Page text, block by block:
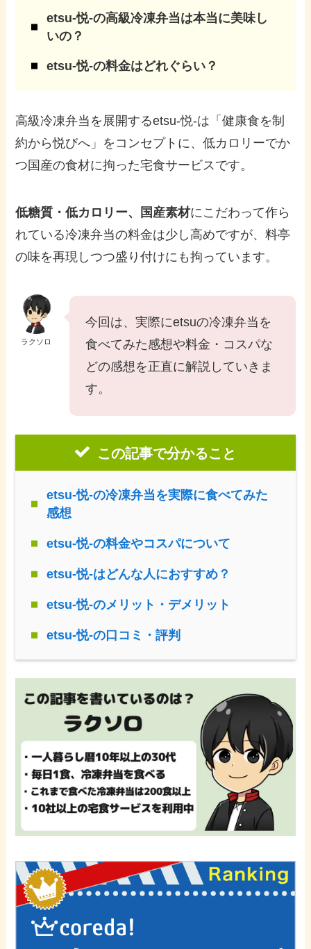
etsu-悦-の高級冷凍弁当は本当に美味し
いの？
etsu-悦-の料金はどれぐらい？
高級冷凍弁当を展開するetsu-悦-は「健康食を制
約から悦びへ」をコンセプトに、低カロリーでか
つ国産の食材に拘った宅食サービスです。
低糖質・低カロリー、国産素材にこだわって作ら
れている冷凍弁当の料金は少し高めですが、料亭
の味を再現しつつ盛り付けにも拘っています。
ラクソロ
今回は、実際にetsuの冷凍弁当を
食べてみた感想や料金・コスパな
どの感想を正直に解説していきま
す。
この記事で分かること
etsu-悦-の冷凍弁当を実際に食べてみた
感想
etsu-悦-の料金やコスパについて
etsu-悦-はどんな人におすすめ？
etsu-悦-のメリット・デメリット
etsu-悦-の口コミ・評判